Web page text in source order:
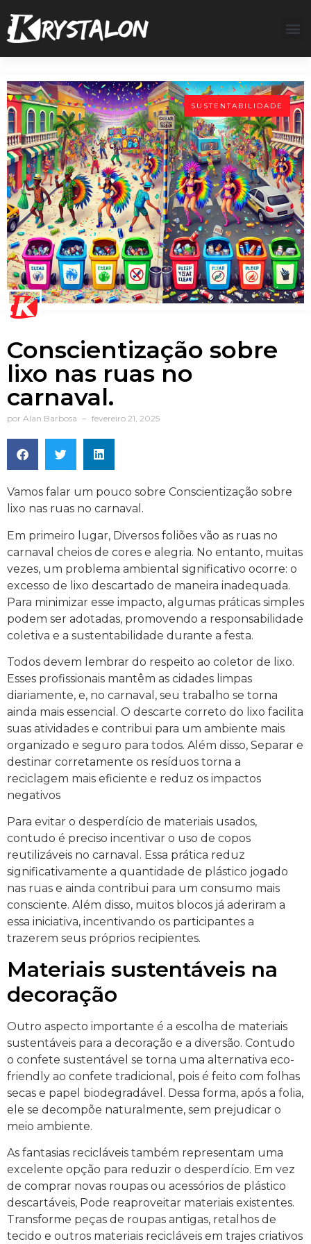
SUSTENTABILIDADE
Conscientização sobre
lixo nas ruas no
carnaval.
por Alan Barbosa fevereiro 21, 2025
Vamos falar um pouco sobre Conscientização sobre
lixo nas ruas no carnaval.
Em primeiro lugar, Diversos foliões vão as ruas no
carnaval cheios de cores e alegria. No entanto, muitas
vezes, um problema ambiental significativo ocorre: o
excesso de lixo descartado de maneira inadequada.
Para minimizar esse impacto, algumas práticas simples
podem ser adotadas, promovendo a responsabilidade
coletiva e a sustentabilidade durante a festa.
Todos devem lembrar do respeito ao coletor de lixo.
Esses profissionais mantêm as cidades limpas
diariamente, e, no carnaval, seu trabalho se torna
ainda mais essencial. O descarte correto do lixo facilita
suas atividades e contribui para um ambiente mais
organizado e seguro para todos. Além disso, Separar e
destinar corretamente os resíduos torna a
reciclagem mais eficiente e reduz os impactos
negativos
Para evitar o desperdício de materiais usados,
contudo é preciso incentivar o uso de copos
reutilizáveis ​​no carnaval. Essa prática reduz
significativamente a quantidade de plástico jogado
nas ruas e ainda contribui para um consumo mais
consciente. Além disso, muitos blocos já aderiram a
essa iniciativa, incentivando os participantes a
trazerem seus próprios recipientes.
Materiais sustentáveis na
decoração
Outro aspecto importante é a escolha de materiais
sustentáveis para a decoração e a diversão. Contudo
o confete sustentável se torna uma alternativa eco-
friendly ao confete tradicional, pois é feito com folhas
secas e papel biodegradável. Dessa forma, após a folia,
ele se decompõe naturalmente, sem prejudicar o
meio ambiente.
As fantasias recicláveis também representam uma
excelente opção para reduzir o desperdício. Em vez
de comprar novas roupas ou acessórios de plástico
descartáveis, Pode reaproveitar materiais existentes.
Transforme peças de roupas antigas, retalhos de
tecido e outros materiais recicláveis ​​em trajes criativos